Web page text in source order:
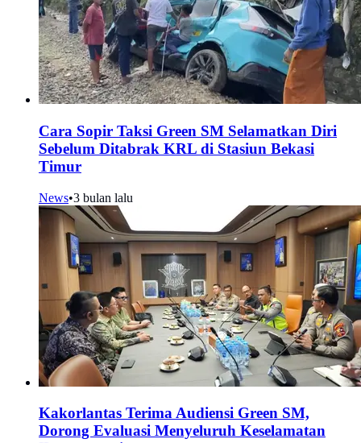
Cara Sopir Taksi Green SM Selamatkan Diri
Sebelum Ditabrak KRL di Stasiun Bekasi
Timur
News•3 bulan lalu
Kakorlantas Terima Audiensi Green SM,
Dorong Evaluasi Menyeluruh Keselamatan